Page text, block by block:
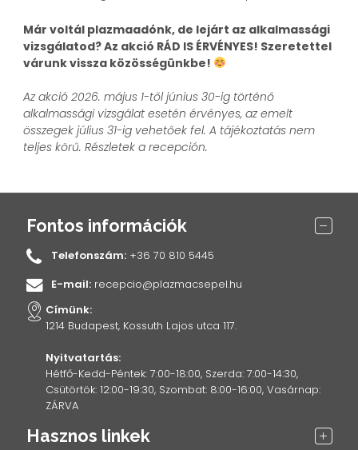
Már voltál plazmaadónk, de lejárt az alkalmassági
vizsgálatod? Az akció RÁD IS ÉRVÉNYES! Szeretettel
várunk vissza közösségünkbe!
Az akció 2026. május 1-től június 30-ig történő
alkalmassági vizsgálat esetén érvényes, az emelt
összegek július 31-ig vehetőek fel. A tájékoztatás nem
teljes körű. Részletek a recepción.
Fontos információk
Telefonszám: +36 70 810 5445
E-mail: recepcio@plazmacsepel.hu
Címünk:
1214 Budapest, Kossuth Lajos utca 117.
Nyitvatartás:
Hétfő-Kedd-Péntek: 7:00-18:00, Szerda: 7:00-14:30,
Csütörtök: 12:00-19:30, Szombat: 8:00-16:00, Vasárnap:
ZÁRVA
Hasznos linkek